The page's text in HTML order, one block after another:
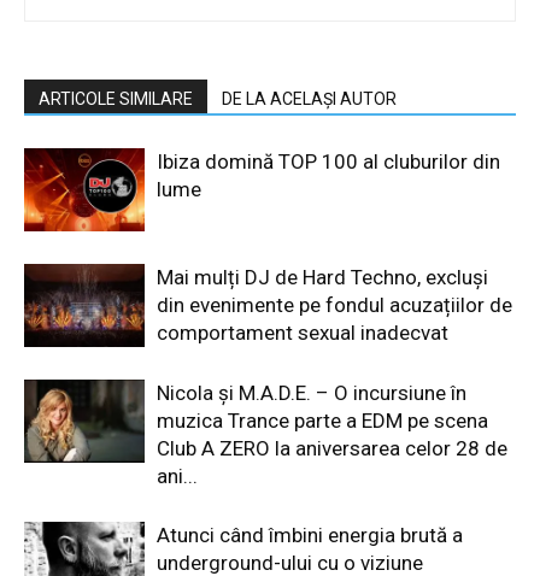
ARTICOLE SIMILARE DE LA ACELAȘI AUTOR
Ibiza domină TOP 100 al cluburilor din
lume
Mai mulți DJ de Hard Techno, excluși
din evenimente pe fondul acuzațiilor de
comportament sexual inadecvat
Nicola și M.A.D.E. – O incursiune în
muzica Trance parte a EDM pe scena
Club A ZERO la aniversarea celor 28 de
ani...
Atunci când îmbini energia brută a
underground-ului cu o viziune